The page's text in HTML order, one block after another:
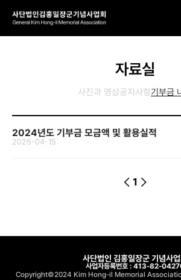
자료실
사진과 영상공지사항기부금
2024년도 기부금 모금액 및 활용실적
2025-04-15
1
사단법인 김홍일장군 기념사업
Copyright©2024 Kim Hong-il Memorial
사업자등록번호 : 413-82-